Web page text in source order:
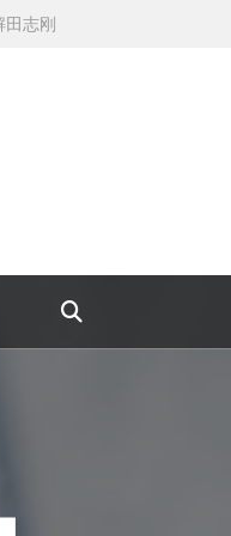
田志刚